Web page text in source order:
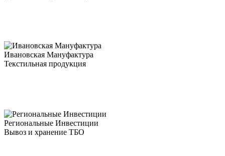
Ивановская Мануфактура
Текстильная продукция
Региональные Инвестиции
Вывоз и хранение ТБО